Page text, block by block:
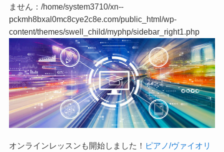
ません：/home/system3710/xn--
pckmh8bxal0mc8cye2c8e.com/public_html/wp-
content/themes/swell_child/myphp/sidebar_right1.php
オンラインレッスンも開始しました！ ピアノ/ヴァイオリ